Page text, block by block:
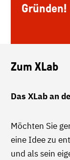
Gründen!
Zum XLab
Das XLab an
Möchten Sie
eine Idee zu
und als sein